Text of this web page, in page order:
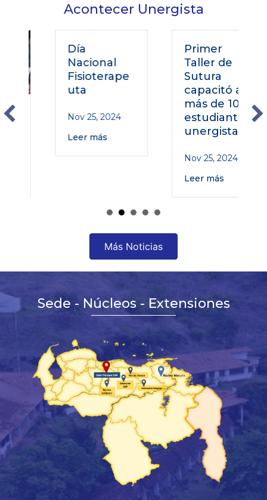
Acontecer Unergista
Nacional
Fisioterape
uta
Nov 25, 2024
Leer más
Primer
Taller de
Sutura
capacitó a
más de 100
estudiantes
unergistas
Nov 25, 2024
Leer más
Más Noticias
Sede - Núcleos - Extensiones